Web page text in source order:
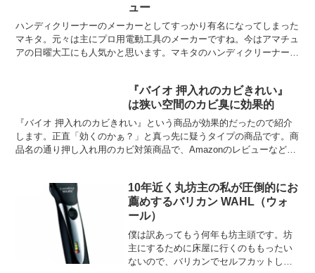
ュー
ハンディクリーナーのメーカーとしてすっかり有名になってしまった
マキタ。元々は主にプロ用電動工具のメーカーですね。今はアマチュ
アの日曜大工にも人気かと思います。マキタのハンディクリーナーは
『バイオ 押入れのカビきれい』
は狭い空間のカビ臭に効果的
『バイオ 押入れのカビきれい』という商品が効果的だったので紹介
します。正直「効くのかぁ？」と真っ先に疑うタイプの商品です。商
品名の通り押し入れ用のカビ対策商品で、Amazonのレビューなどを
10年近く丸坊主の私が圧倒的にお
薦めするバリカン WAHL（ウォ
ール）
僕は訳あってもう何年も坊主頭です。坊
主にするために床屋に行くのももったい
ないので、バリカンでセルフカットして